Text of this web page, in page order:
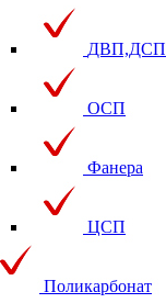
ДВП,ДСП
ОСП
Фанера
ЦСП
Поликарбонат